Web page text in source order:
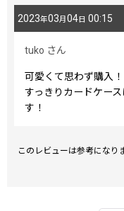
2023年03月 04 日 00:15
tuko さん
可愛くて思わず購入！
すっきりカードケー
す！
このレビューは参考になり